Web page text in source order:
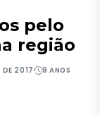
pelo
região
DE 2017 9 ANOS